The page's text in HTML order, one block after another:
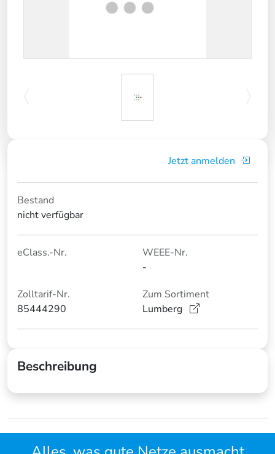
Jetzt anmelden
Bestand
nicht verfügbar
eClass.-Nr.
WEEE-Nr.
-
Zolltarif-Nr.
85444290
Zum Sortiment
Lumberg
Beschreibung